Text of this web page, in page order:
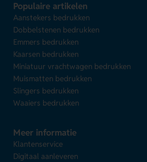
Populaire artikelen
Aanstekers bedrukken
Dobbelstenen bedrukken
Emmers bedrukken
Kaarsen bedrukken
Miniatuur vrachtwagen bedrukken
Muismatten bedrukken
Slingers bedrukken
Waaiers bedrukken
Meer informatie
Klantenservice
Digitaal aanleveren